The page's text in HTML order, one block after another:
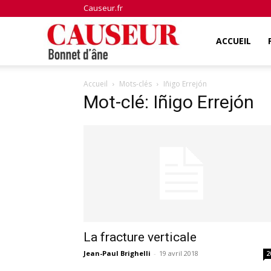
Causeur.fr
d'âne
ACCUEIL
Accueil Mots-clés Iñigo Errejón
Mot-clé: Iñigo Errejón
La fracture verticale
Jean-Paul Brighelli - 19 avril 2018